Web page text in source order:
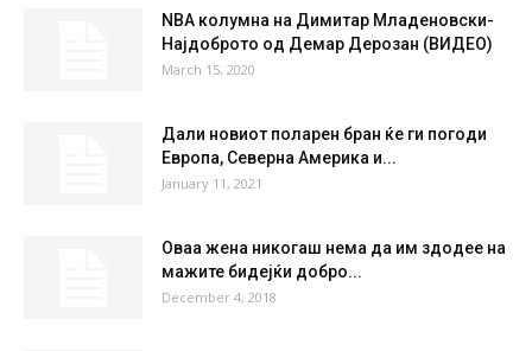
NBA колумна на Димитар Младеновски-
Најдоброто од Демар Дерозан (ВИДЕО)
March 15, 2020
Дали новиот поларен бран ќе ги погоди
Европа, Северна Америка и...
January 11, 2021
Оваа жена никогаш нема да им здодее на
мажите бидејќи добро...
December 4, 2018